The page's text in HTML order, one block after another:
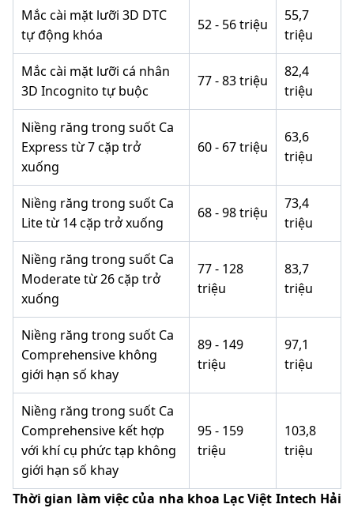
Mắc cài mặt lưỡi 3D DTC
tự động khóa
52 - 56 triệu
55,7
triệu
Mắc cài mặt lưỡi cá nhân
3D Incognito tự buộc
77 - 83 triệu
82,4
triệu
Niềng răng trong suốt Ca
Express từ 7 cặp trở
xuống
60 - 67 triệu
63,6
triệu
Niềng răng trong suốt Ca
Lite từ 14 cặp trở xuống
68 - 98 triệu
73,4
triệu
Niềng răng trong suốt Ca
Moderate từ 26 cặp trở
xuống
77 - 128
triệu
83,7
triệu
Niềng răng trong suốt Ca
Comprehensive không
giới hạn số khay
89 - 149
triệu
97,1
triệu
Niềng răng trong suốt Ca
Comprehensive kết hợp
với khí cụ phức tạp không
giới hạn số khay
95 - 159
triệu
103,8
triệu
Thời gian làm việc của nha khoa Lạc Việt Intech Hải